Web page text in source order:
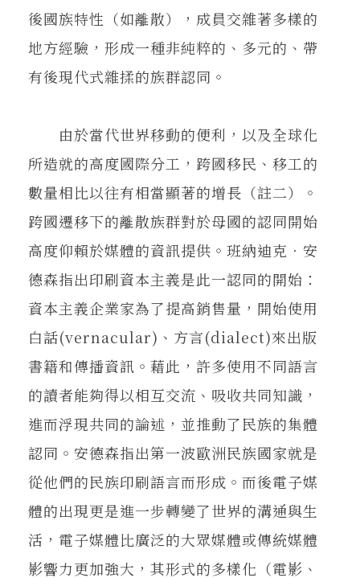
後國族特性（如離散），成員交雜著多樣的
地方經驗，形成一種非純粹的、多元的、帶
有後現代式雜揉的族群認同。
由於當代世界移動的便利，以及全球化
所造就的高度國際分工，跨國移民、移工的
數量相比以往有相當顯著的增長（註二）。
跨國遷移下的離散族群對於母國的認同開始
高度仰賴於媒體的資訊提供。班納迪克．安
德森指出印刷資本主義是此一認同的開始：
資本主義企業家為了提高銷售量，開始使用
白話(vernacular)、方言(dialect)來出版
書籍和傳播資訊。藉此，許多使用不同語言
的讀者能夠得以相互交流、吸收共同知識，
進而浮現共同的論述，並推動了民族的集體
認同。安德森指出第一波歐洲民族國家就是
從他們的民族印刷語言而形成。而後電子媒
體的出現更是進一步轉變了世界的溝通與生
活，電子媒體比廣泛的大眾媒體或傳統媒體
影響力更加強大，其形式的多樣化（電影、